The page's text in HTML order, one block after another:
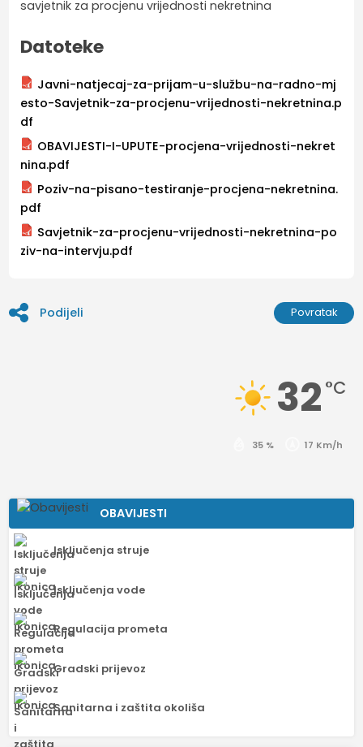
savjetnik za procjenu vrijednosti nekretnina
Datoteke
Javni-natjecaj-za-prijam-u-službu-na-radno-mj
esto-Savjetnik-za-procjenu-vrijednosti-nekretnina.p
df
OBAVIJESTI-I-UPUTE-procjena-vrijednosti-nekret
nina.pdf
Poziv-na-pisano-testiranje-procjena-nekretnina.
pdf
Savjetnik-za-procjenu-vrijednosti-nekretnina-po
ziv-na-intervju.pdf
Podijeli Povratak
32 °C
35 % 17 Km/h
OBAVIJESTI
Isključenja struje
Isključenja vode
Regulacija prometa
Gradski prijevoz
Sanitarna i zaštita okoliša